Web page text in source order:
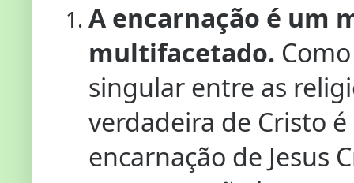
A encarnação é um
multifacetado.
singular entre as
verdadeira de Cristo
encarnação de Jesus